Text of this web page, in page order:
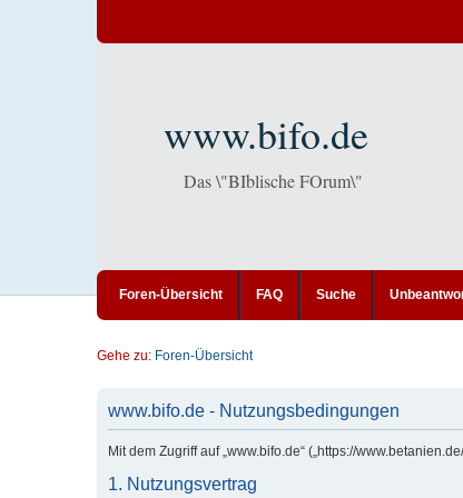
www.bifo.de
Das \"BIblische FOrum\"
Foren-Übersicht FAQ Suche
Gehe zu: Foren-Übersicht
www.bifo.de - Nutzungsbedingungen
Mit dem Zugriff auf „www.bifo.de“ („https://
1. Nutzungsvertrag